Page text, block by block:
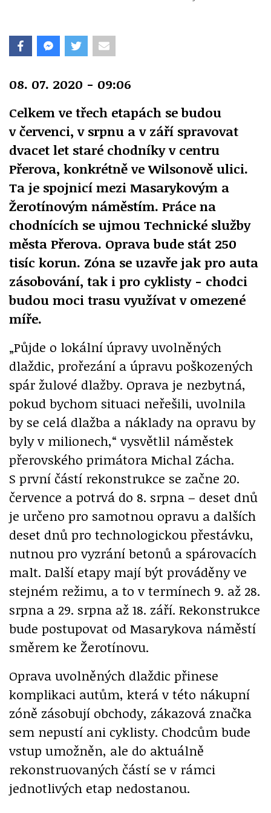
08. 07. 2020 - 09:06
Celkem ve třech etapách se budou
v červenci, v srpnu a v září spravovat
dvacet let staré chodníky v centru
Přerova, konkrétně ve Wilsonově ulici.
Ta je spojnicí mezi Masarykovým a
Žerotínovým náměstím. Práce na
chodnících se ujmou Technické služby
města Přerova. Oprava bude stát 250
tisíc korun. Zóna se uzavře jak pro auta
zásobování, tak i pro cyklisty - chodci
budou moci trasu využívat v omezené
míře.
„Půjde o lokální úpravy uvolněných
dlaždic, prořezání a úpravu poškozených
spár žulové dlažby. Oprava je nezbytná,
pokud bychom situaci neřešili, uvolnila
by se celá dlažba a náklady na opravu by
byly v milionech,“ vysvětlil náměstek
přerovského primátora Michal Zácha.
S první částí rekonstrukce se začne 20.
července a potrvá do 8. srpna – deset dnů
je určeno pro samotnou opravu a dalších
deset dnů pro technologickou přestávku,
nutnou pro vyzrání betonů a spárovacích
malt. Další etapy mají být prováděny ve
stejném režimu, a to v termínech 9. až 28.
srpna a 29. srpna až 18. září. Rekonstrukce
bude postupovat od Masarykova náměstí
směrem ke Žerotínovu.
Oprava uvolněných dlaždic přinese
komplikaci autům, která v této nákupní
zóně zásobují obchody, zákazová značka
sem nepustí ani cyklisty. Chodcům bude
vstup umožněn, ale do aktuálně
rekonstruovaných částí se v rámci
jednotlivých etap nedostanou.